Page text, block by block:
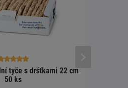
tyče s dršťkami 22 cm
50 ks